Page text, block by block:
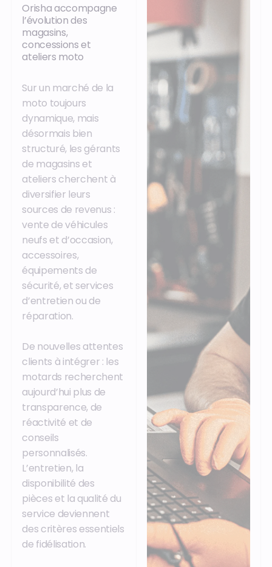
Orisha accompagne
l’évolution des
magasins,
concessions et
ateliers moto
Sur un marché de la
moto toujours
dynamique, mais
désormais bien
structuré, les gérants
de magasins et
ateliers cherchent à
diversifier leurs
sources de revenus :
vente de véhicules
neufs et d’occasion,
accessoires,
équipements de
sécurité, et services
d’entretien ou de
réparation.
De nouvelles attentes
clients à intégrer : les
motards recherchent
aujourd’hui plus de
transparence, de
réactivité et de
conseils
personnalisés.
L’entretien, la
disponibilité des
pièces et la qualité du
service deviennent
des critères essentiels
de fidélisation.